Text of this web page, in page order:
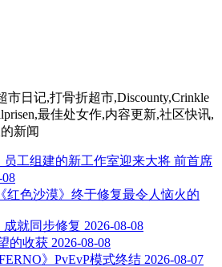
市日记,打骨折超市,Discounty,Crinkle
最佳处女作,内容更新,社区快讯,
的新闻
工组建的新工作室迎来大将 前首席
08
红色沙漠》终于修复最令人恼火的
成就同步修复 2026-08-08
的收获 2026-08-08
》PvEvP模式终结 2026-08-07